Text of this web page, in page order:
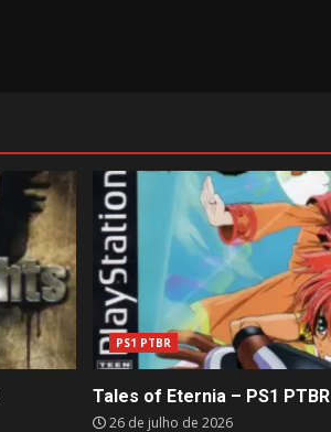
PS1 PTBR
Tales of Eternia – PS1 PTBR
26 de julho de 2026